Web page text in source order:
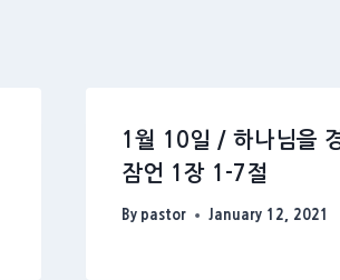
1월 10일 / 하나님을
잠언 1장 1-7절
By pastor January 12, 2021